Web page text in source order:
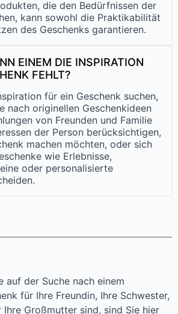
die den Bedürfnissen der
kann sowohl die Praktikabilität
des Geschenks garantieren.
EINEM DIE INSPIRATION
FEHLT?
für ein Geschenk suchen,
nach originellen Geschenkideen
von Freunden und Familie
der Person berücksichtigen,
machen möchten, oder sich
wie Erlebnisse,
oder personalisierte
auf der Suche nach einem
für Ihre Freundin, Ihre Schwester,
Großmutter sind, sind Sie hier